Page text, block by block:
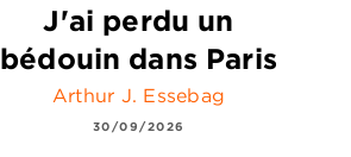
J'ai perdu un
bédouin dans Paris
Arthur J. Essebag
30/09/2026